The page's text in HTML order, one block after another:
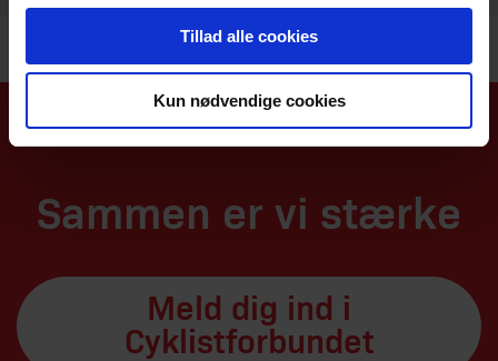
Tillad alle cookies
Kun nødvendige cookies
Sammen er vi stærke
Meld dig ind i
Cyklistforbundet